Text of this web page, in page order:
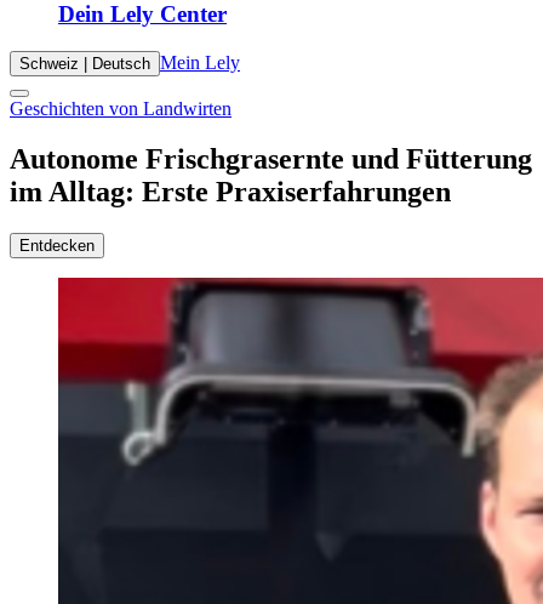
Dein Lely Center
Schweiz | Deutsch Mein Lely
Geschichten von Landwirten
Autonome Frischgrasernte und Fütterung
im Alltag: Erste Praxiserfahrungen
Entdecken